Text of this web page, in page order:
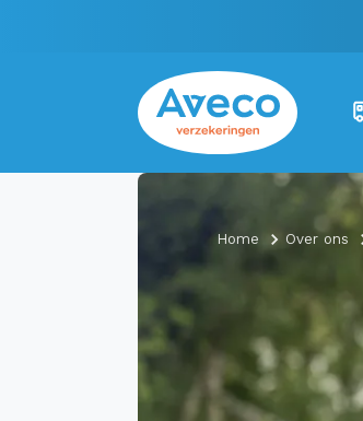
Home Over ons